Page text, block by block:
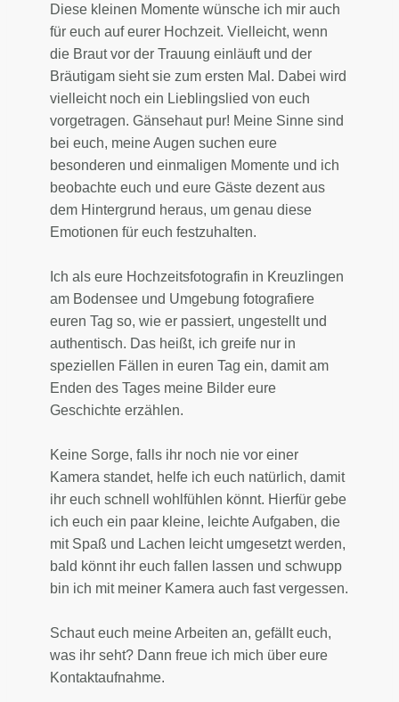
Diese kleinen Momente wünsche ich mir auch
für euch auf eurer Hochzeit. Vielleicht, wenn
die Braut vor der Trauung einläuft und der
Bräutigam sieht sie zum ersten Mal. Dabei wird
vielleicht noch ein Lieblingslied von euch
vorgetragen. Gänsehaut pur! Meine Sinne sind
bei euch, meine Augen suchen eure
besonderen und einmaligen Momente und ich
beobachte euch und eure Gäste dezent aus
dem Hintergrund heraus, um genau diese
Emotionen für euch festzuhalten.
Ich als eure Hochzeitsfotografin in Kreuzlingen
am Bodensee und Umgebung fotografiere
euren Tag so, wie er passiert, ungestellt und
authentisch. Das heißt, ich greife nur in
speziellen Fällen in euren Tag ein, damit am
Enden des Tages meine Bilder eure
Geschichte erzählen.
Keine Sorge, falls ihr noch nie vor einer
Kamera standet, helfe ich euch natürlich, damit
ihr euch schnell wohlfühlen könnt. Hierfür gebe
ich euch ein paar kleine, leichte Aufgaben, die
mit Spaß und Lachen leicht umgesetzt werden,
bald könnt ihr euch fallen lassen und schwupp
bin ich mit meiner Kamera auch fast vergessen.
Schaut euch meine Arbeiten an, gefällt euch,
was ihr seht? Dann freue ich mich über eure
Kontaktaufnahme.